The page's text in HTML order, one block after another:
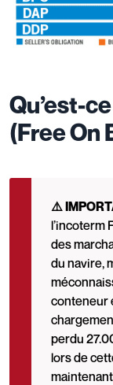
Qu’est-
(Free On
⚠️
l’incoterm
des
du navire,
conteneur
perdu
lors de